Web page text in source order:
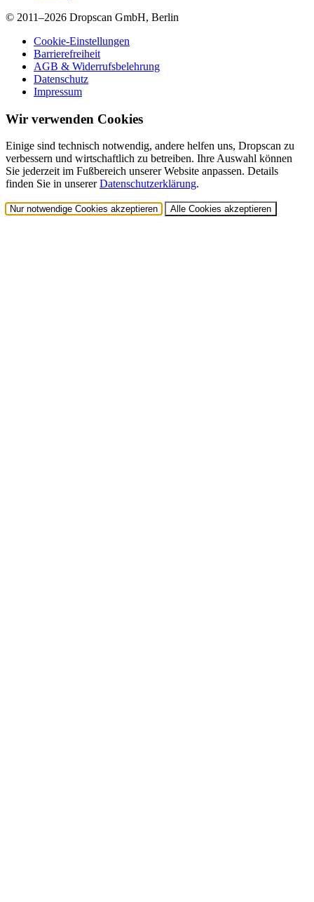
© 2011–2026 Dropscan GmbH, Berlin
Cookie-Einstellungen
Barrierefreiheit
AGB & Widerrufsbelehrung
Datenschutz
Impressum
Wir verwenden Cookies
Einige sind technisch notwendig, andere helfen uns, Dropscan zu
verbessern und wirtschaftlich zu betreiben. Ihre Auswahl können
Sie jederzeit im Fußbereich unserer Website anpassen. Details
finden Sie in unsererDatenschutzerklärung.
Nur notwendige Cookies akzeptieren Alle Cookies akzeptieren